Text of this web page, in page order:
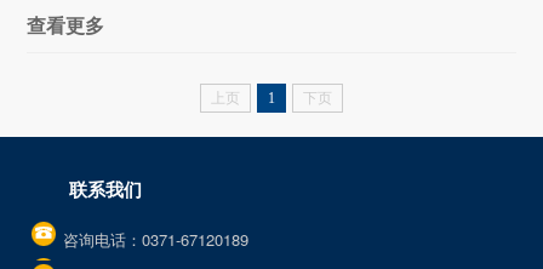
查看更多
上页 1 下页
联系我们
咨询电话：0371-67120189